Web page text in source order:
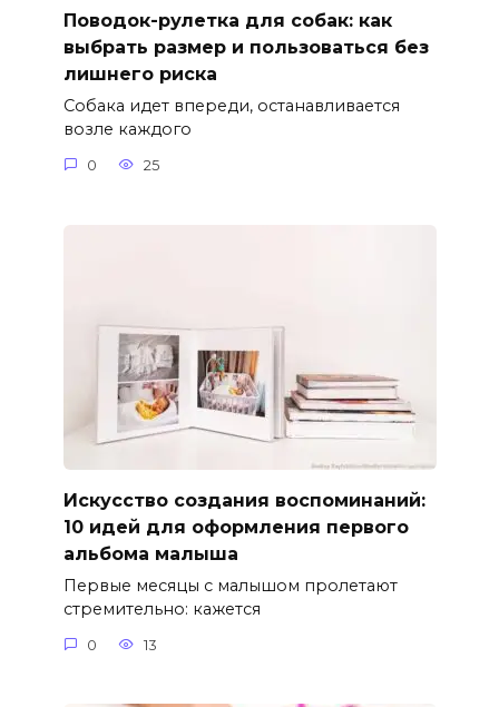
Поводок-рулетка для собак: как
выбрать размер и пользоваться без
лишнего риска
Собака идет впереди, останавливается
возле каждого
0 25
Искусство создания воспоминаний:
10 идей для оформления первого
альбома малыша
Первые месяцы с малышом пролетают
стремительно: кажется
0 13